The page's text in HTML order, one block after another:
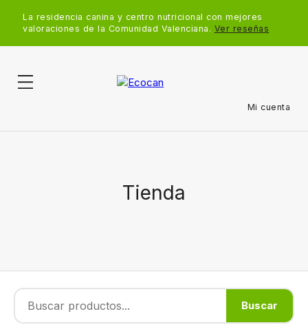
La residencia canina y centro nutricional con mejores
valoraciones de la Comunidad Valenciana. Ver reseñas
Mi cuenta
Tienda
Buscar